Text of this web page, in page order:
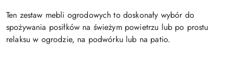
Ten zestaw mebli ogrodowych to doskonały wybór do
spożywania posiłków na świeżym powietrzu lub po prostu
relaksu w ogrodzie, na podwórku lub na patio.